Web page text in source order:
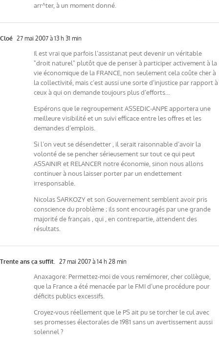
arr^ter, à un moment donné.
Cloé 27 mai 2007 à 13 h 31 min
Il est vrai que parfois l’assistanat peut devenir un véritable
"droit naturel" plutôt que de penser à participer activement à la
vie économique de la FRANCE, non seulement cela coûte cher à
la collectivité, mais c’est aussi une sorte d’injustice par rapport à
ceux à qui on demande toujours plus d’efforts…
Espérons que le regroupement ASSEDIC-ANPE apportera une
meilleure visibilité et un suivi efficace entre les offres et les
demandes d’emplois.
Si l’on veut se désendetter , il serait raisonnable d’avoir la
volonté de se pencher sérieusement sur tout ce qui peut
ASSAINIR et RELANCER notre économie, sinon nous allons
continuer à nous laisser porter par un endettement
irresponsable.
Nicolas SARKOZY et son Gouvernement semblent avoir pris
conscience du problème ; ils sont encouragés par une grande
majorité de français , qui , en contrepartie, attendent des
résultats.
Trente ans ça suffit. 27 mai 2007 à 14 h 28 min
Anaxagore: Permettez-moi de vous remémorer, cher collègue,
que la France a été menacée par le FMI d’une procédure pour
déficits publics excessifs.
Croyez-vous réellement que le PS ait pu se torcher le cul avec
ses promesses électorales de 1981 sans un avertissement aussi
solennel ?